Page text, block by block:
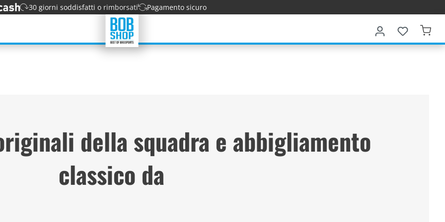
30 giorni soddisfatti o rimborsati Pagamento sicuro
della squadra e abbigliamento
classico da